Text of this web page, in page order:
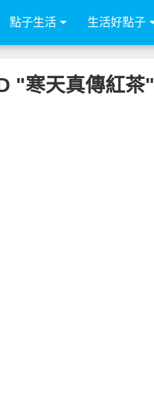
點子生活 生活好點子
"寒天真傳紅茶"